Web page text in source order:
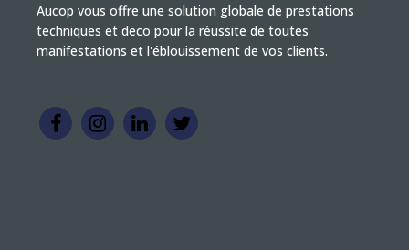
Aucop vous offre une solution globale de prestations
techniques et deco pour la réussite de toutes
manifestations et l'éblouissement de vos clients.